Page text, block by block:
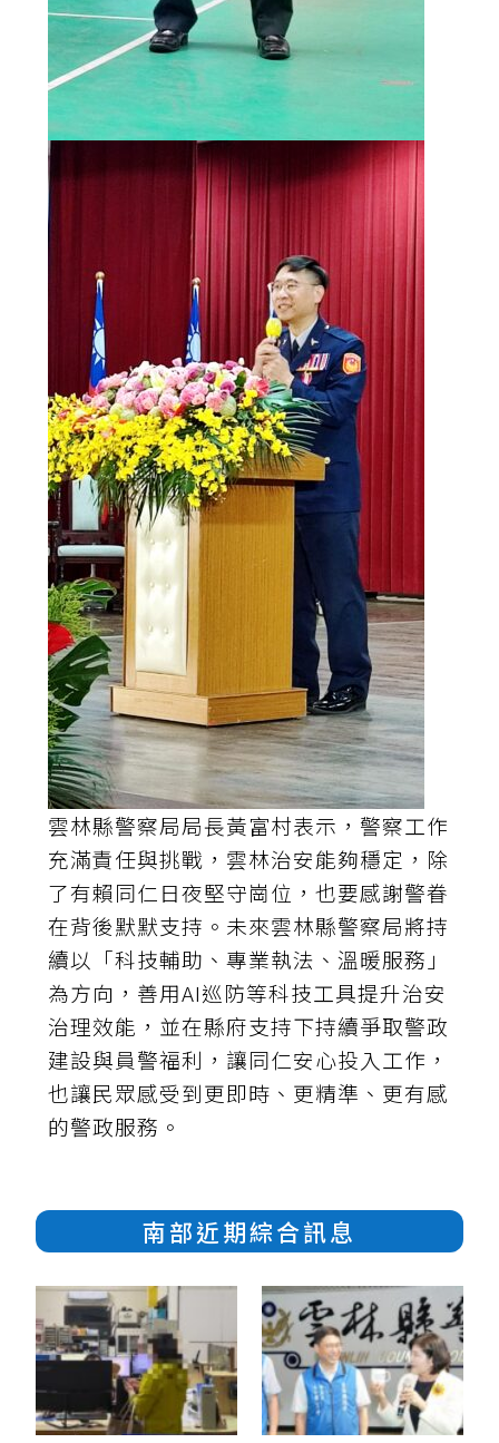
雲林縣警察局局長黃富村表示，警察工作
充滿責任與挑戰，雲林治安能夠穩定，除
了有賴同仁日夜堅守崗位，也要感謝警眷
在背後默默支持。未來雲林縣警察局將持
續以「科技輔助、專業執法、溫暖服務」
為方向，善用AI巡防等科技工具提升治安
治理效能，並在縣府支持下持續爭取警政
建設與員警福利，讓同仁安心投入工作，
也讓民眾感受到更即時、更精準、更有感
的警政服務。
南部近期綜合訊息